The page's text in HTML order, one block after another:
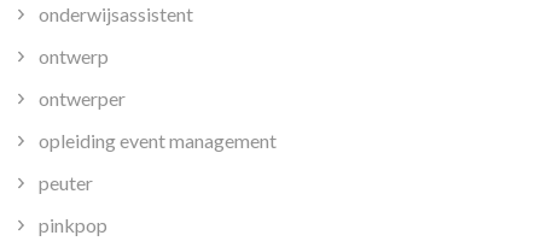
onderwijsassistent
ontwerp
ontwerper
opleiding event management
peuter
pinkpop